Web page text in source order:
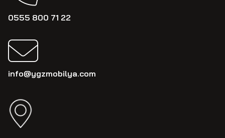
0555 800 71 22
info@ygzmobilya.com